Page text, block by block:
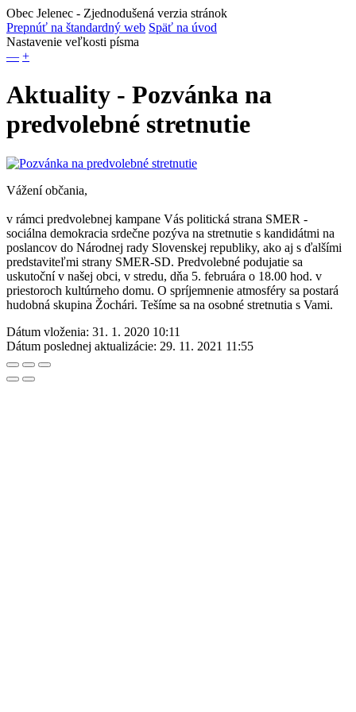
Obec Jelenec - Zjednodušená verzia stránok
Prepnúť na štandardný web Späť na úvod
Nastavenie veľkosti písma
— +
Aktuality - Pozvánka na
predvolebné stretnutie
Vážení občania,
v rámci predvolebnej kampane Vás politická strana SMER -
sociálna demokracia srdečne pozýva na stretnutie s kandidátmi na
poslancov do Národnej rady Slovenskej republiky, ako aj s ďalšími
predstaviteľmi strany SMER-SD. Predvolebné podujatie sa
uskutoční v našej obci, v stredu, dňa 5. februára o 18.00 hod. v
priestoroch kultúrneho domu. O spríjemnenie atmosféry sa postará
hudobná skupina Žochári. Tešíme sa na osobné stretnutia s Vami.
Dátum vloženia: 31. 1. 2020 10:11
Dátum poslednej aktualizácie: 29. 11. 2021 11:55